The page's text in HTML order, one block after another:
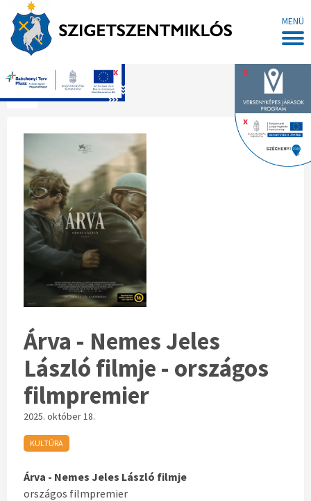
MENÜ
x
x
x
Főoldal
Árva - Nemes Jeles
László filmje - országos
filmpremier
2025. október 18.
KULTÚRA
Árva - Nemes Jeles László filmje
országos filmpremier